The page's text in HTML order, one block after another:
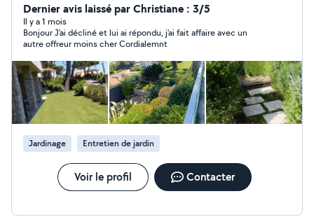
remise en etat générale, tailles de haies, arrosage
automatique, en passant par du gros débroussaillage au
simple nettoyage, je sais tout faire! Je suis la pour
répondre a tout vos désirs ! Un travail de qualité fait en
temps et en heure avec du matériel professionnel, alors
n'hésitez pas ! adoptez moi !
Dernier avis laissé par Christiane : 3/5
Il y a 1 mois
Bonjour J'ai décliné et lui ai répondu, j'ai fait affaire avec un
autre offreur moins cher Cordialemnt
Jardinage Entretien de jardin
Voir le profil Contacter